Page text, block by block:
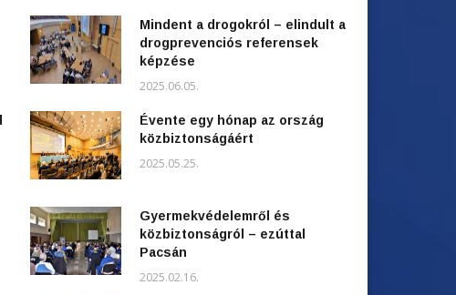
Mindent a drogokról – elindult a
drogprevenciós referensek
képzése
2025.06.05.
Évente egy hónap az ország
közbiztonságáért
2025.05.25.
Gyermekvédelemről és
közbiztonságról – ezúttal
Pacsán
2025.02.16.